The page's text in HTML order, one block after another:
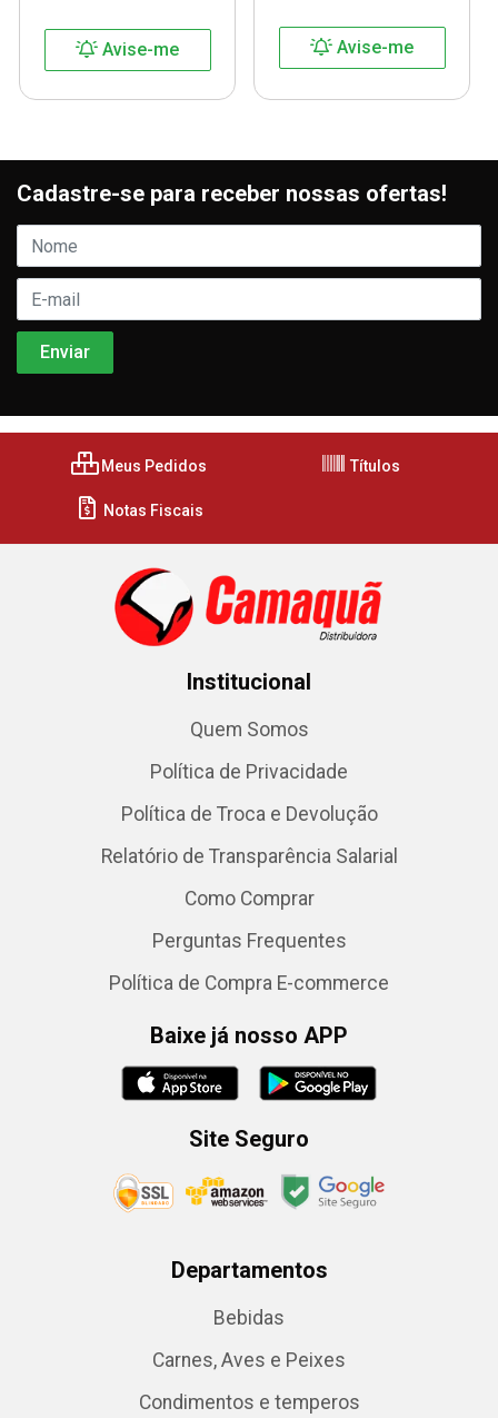
Avise-me Avise-me
Cadastre-se para receber nossas ofertas!
Meus Pedidos Títulos
Notas Fiscais
Institucional
Quem Somos
Política de Privacidade
Política de Troca e Devolução
Relatório de Transparência Salarial
Como Comprar
Perguntas Frequentes
Política de Compra E-commerce
Baixe já nosso APP
Site Seguro
Departamentos
Bebidas
Carnes, Aves e Peixes
Condimentos e temperos